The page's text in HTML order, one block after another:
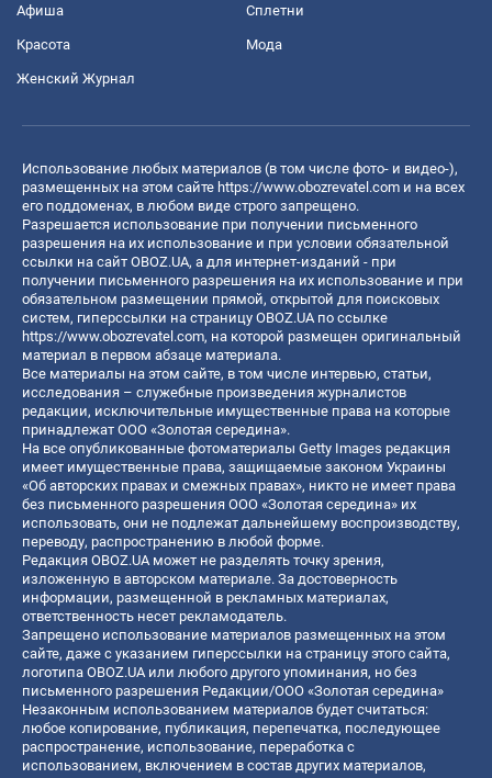
Афиша Сплетни
Красота Мода
Женский Журнал
Использование любых материалов (в том числе фото- и видео-),
размещенных на этом сайте https://www.obozrevatel.com и на всех
его поддоменах, в любом виде строго запрещено.
Разрешается использование при получении письменного
разрешения на их использование и при условии обязательной
ссылки на сайт OBOZ.UA, а для интернет-изданий - при
получении письменного разрешения на их использование и при
обязательном размещении прямой, открытой для поисковых
систем, гиперссылки на страницу OBOZ.UA по ссылке
https://www.obozrevatel.com, на которой размещен оригинальный
материал в первом абзаце материала.
Все материалы на этом сайте, в том числе интервью, статьи,
исследования – служебные произведения журналистов
редакции, исключительные имущественные права на которые
принадлежат ООО «Золотая середина».
На все опубликованные фотоматериалы Getty Images редакция
имеет имущественные права, защищаемые законом Украины
«Об авторских правах и смежных правах», никто не имеет права
без письменного разрешения ООО «Золотая середина» их
использовать, они не подлежат дальнейшему воспроизводству,
переводу, распространению в любой форме.
Редакция OBOZ.UA может не разделять точку зрения,
изложенную в авторском материале. За достоверность
информации, размещенной в рекламных материалах,
ответственность несет рекламодатель.
Запрещено использование материалов размещенных на этом
сайте, даже с указанием гиперссылки на страницу этого сайта,
логотипа OBOZ.UA или любого другого упоминания, но без
письменного разрешения Редакции/ООО «Золотая середина»
Незаконным использованием материалов будет считаться:
любое копирование, публикация, перепечатка, последующее
распространение, использование, переработка с
использованием, включением в состав других материалов,